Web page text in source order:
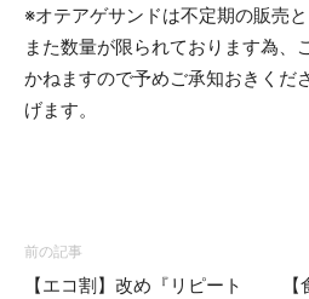
ゲ」
※オテアゲサンドは不定期の販売
また数量が限られております為、
かねますので予めご承知おきくだ
げます。
前の記事
【エコ割】改め『リピート